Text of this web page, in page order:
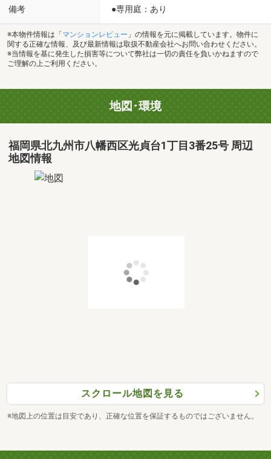
備考 ●専用庭：あり
※本物件情報は「 マンションレビュー 」の情報を元に掲載しています。物件に
関する正確な情報、及び最新情報は取扱不動産会社へお問い合わせください。
※当情報を基に発生した損害等について弊社は一切の責任を負いかねますので
ご理解の上ご利用ください。
地図･環境
福岡県北九州市八幡西区光貞台1丁目3番25号 周辺
地図情報
スクロール地図を見る
※地図上の位置は目安であり、正確な位置を保証するものではございません。